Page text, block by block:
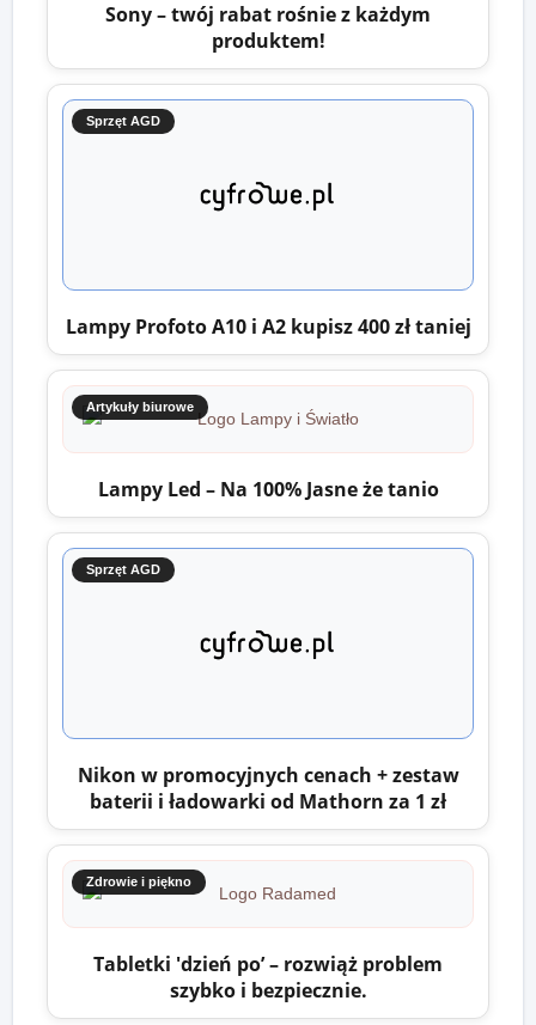
Sony – twój rabat rośnie z każdym
produktem!
Sprzęt AGD
Lampy Profoto A10 i A2 kupisz 400 zł taniej
Artykuły biurowe
Lampy Led – Na 100% Jasne że tanio
Sprzęt AGD
Nikon w promocyjnych cenach + zestaw
baterii i ładowarki od Mathorn za 1 zł
Zdrowie i piękno
Tabletki 'dzień po’ – rozwiąż problem
szybko i bezpiecznie.